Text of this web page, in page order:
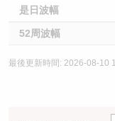
是日波幅
52周波幅
最後更新時間: 2026-08-10